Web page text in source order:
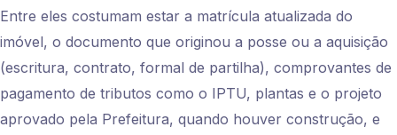
Entre eles costumam estar a matrícula atualizada do
imóvel, o documento que originou a posse ou a aquisição
(escritura, contrato, formal de partilha), comprovantes de
pagamento de tributos como o IPTU, plantas e o projeto
aprovado pela Prefeitura, quando houver construção, e